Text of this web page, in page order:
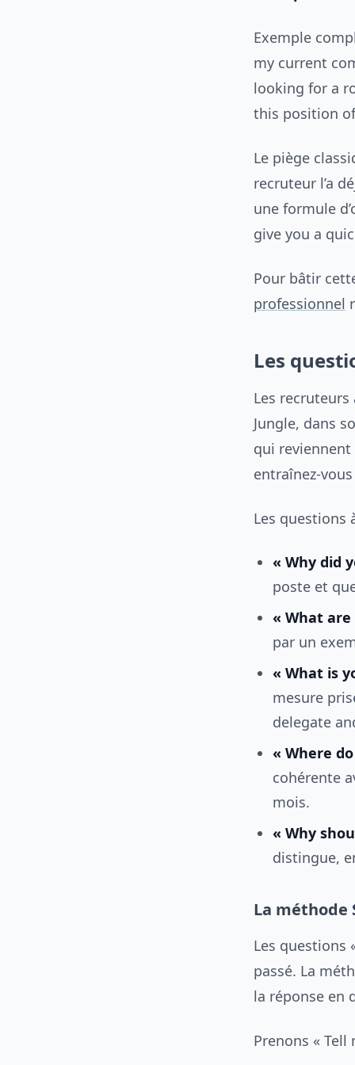
Exemple
my current
looking for a
this position
Le piège
recruteur l’a
une formule
give you a
Pour bâtir
professionnel
Les
Les
Jungle, dans
qui reviennent
entraînez-vous
Les questions
« Why did
poste et
« What
par un
« What is
mesure
delegate
« Where
cohérente
mois.
« Why
distingue,
La méthode
Les questions
passé. La
la réponse en
Prenons «